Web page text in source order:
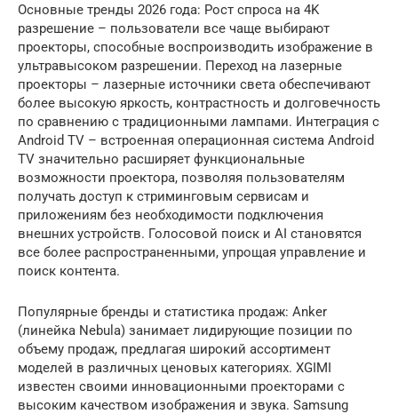
Основные тренды 2026 года: Рост спроса на 4K
разрешение – пользователи все чаще выбирают
проекторы, способные воспроизводить изображение в
ультравысоком разрешении. Переход на лазерные
проекторы – лазерные источники света обеспечивают
более высокую яркость, контрастность и долговечность
по сравнению с традиционными лампами. Интеграция с
Android TV – встроенная операционная система Android
TV значительно расширяет функциональные
возможности проектора, позволяя пользователям
получать доступ к стриминговым сервисам и
приложениям без необходимости подключения
внешних устройств. Голосовой поиск и AI становятся
все более распространенными, упрощая управление и
поиск контента.
Популярные бренды и статистика продаж: Anker
(линейка Nebula) занимает лидирующие позиции по
объему продаж, предлагая широкий ассортимент
моделей в различных ценовых категориях. XGIMI
известен своими инновационными проекторами с
высоким качеством изображения и звука. Samsung